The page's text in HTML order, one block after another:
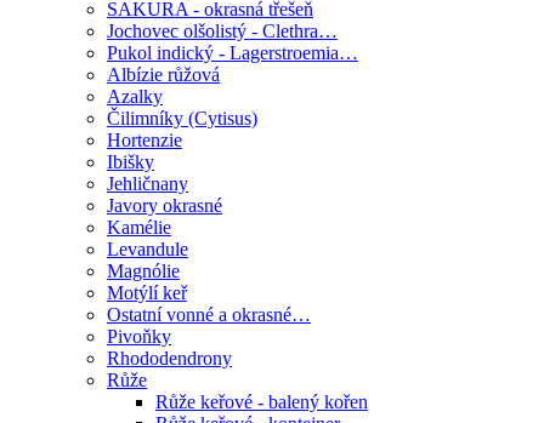
SAKURA - okrasná třešeň
Jochovec olšolistý - Clethra…
Pukol indický - Lagerstroemia…
Albízie růžová
Azalky
Čilimníky (Cytisus)
Hortenzie
Ibišky
Jehličnany
Javory okrasné
Kamélie
Levandule
Magnólie
Motýlí keř
Ostatní vonné a okrasné…
Pivoňky
Rhododendrony
Růže
Růže keřové - balený kořen